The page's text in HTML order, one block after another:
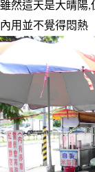
雖然這天是大晴陽
內用並不覺得悶熱